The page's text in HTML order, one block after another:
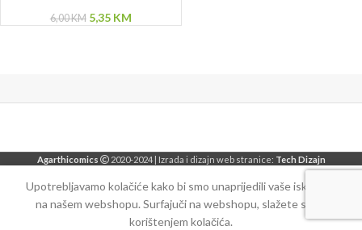
6,00KM Original
5,35 KMCurrent
Agarthicomics 2020-2024 | Izrada i dizajn web stranice: Tech Dizajn
Upotrebljavamo kolačiće kako bi smo unaprijedili vaše iskustvo
na našem webshopu. Surfajuči na webshopu, slažete se sa
korištenjem kolačića.